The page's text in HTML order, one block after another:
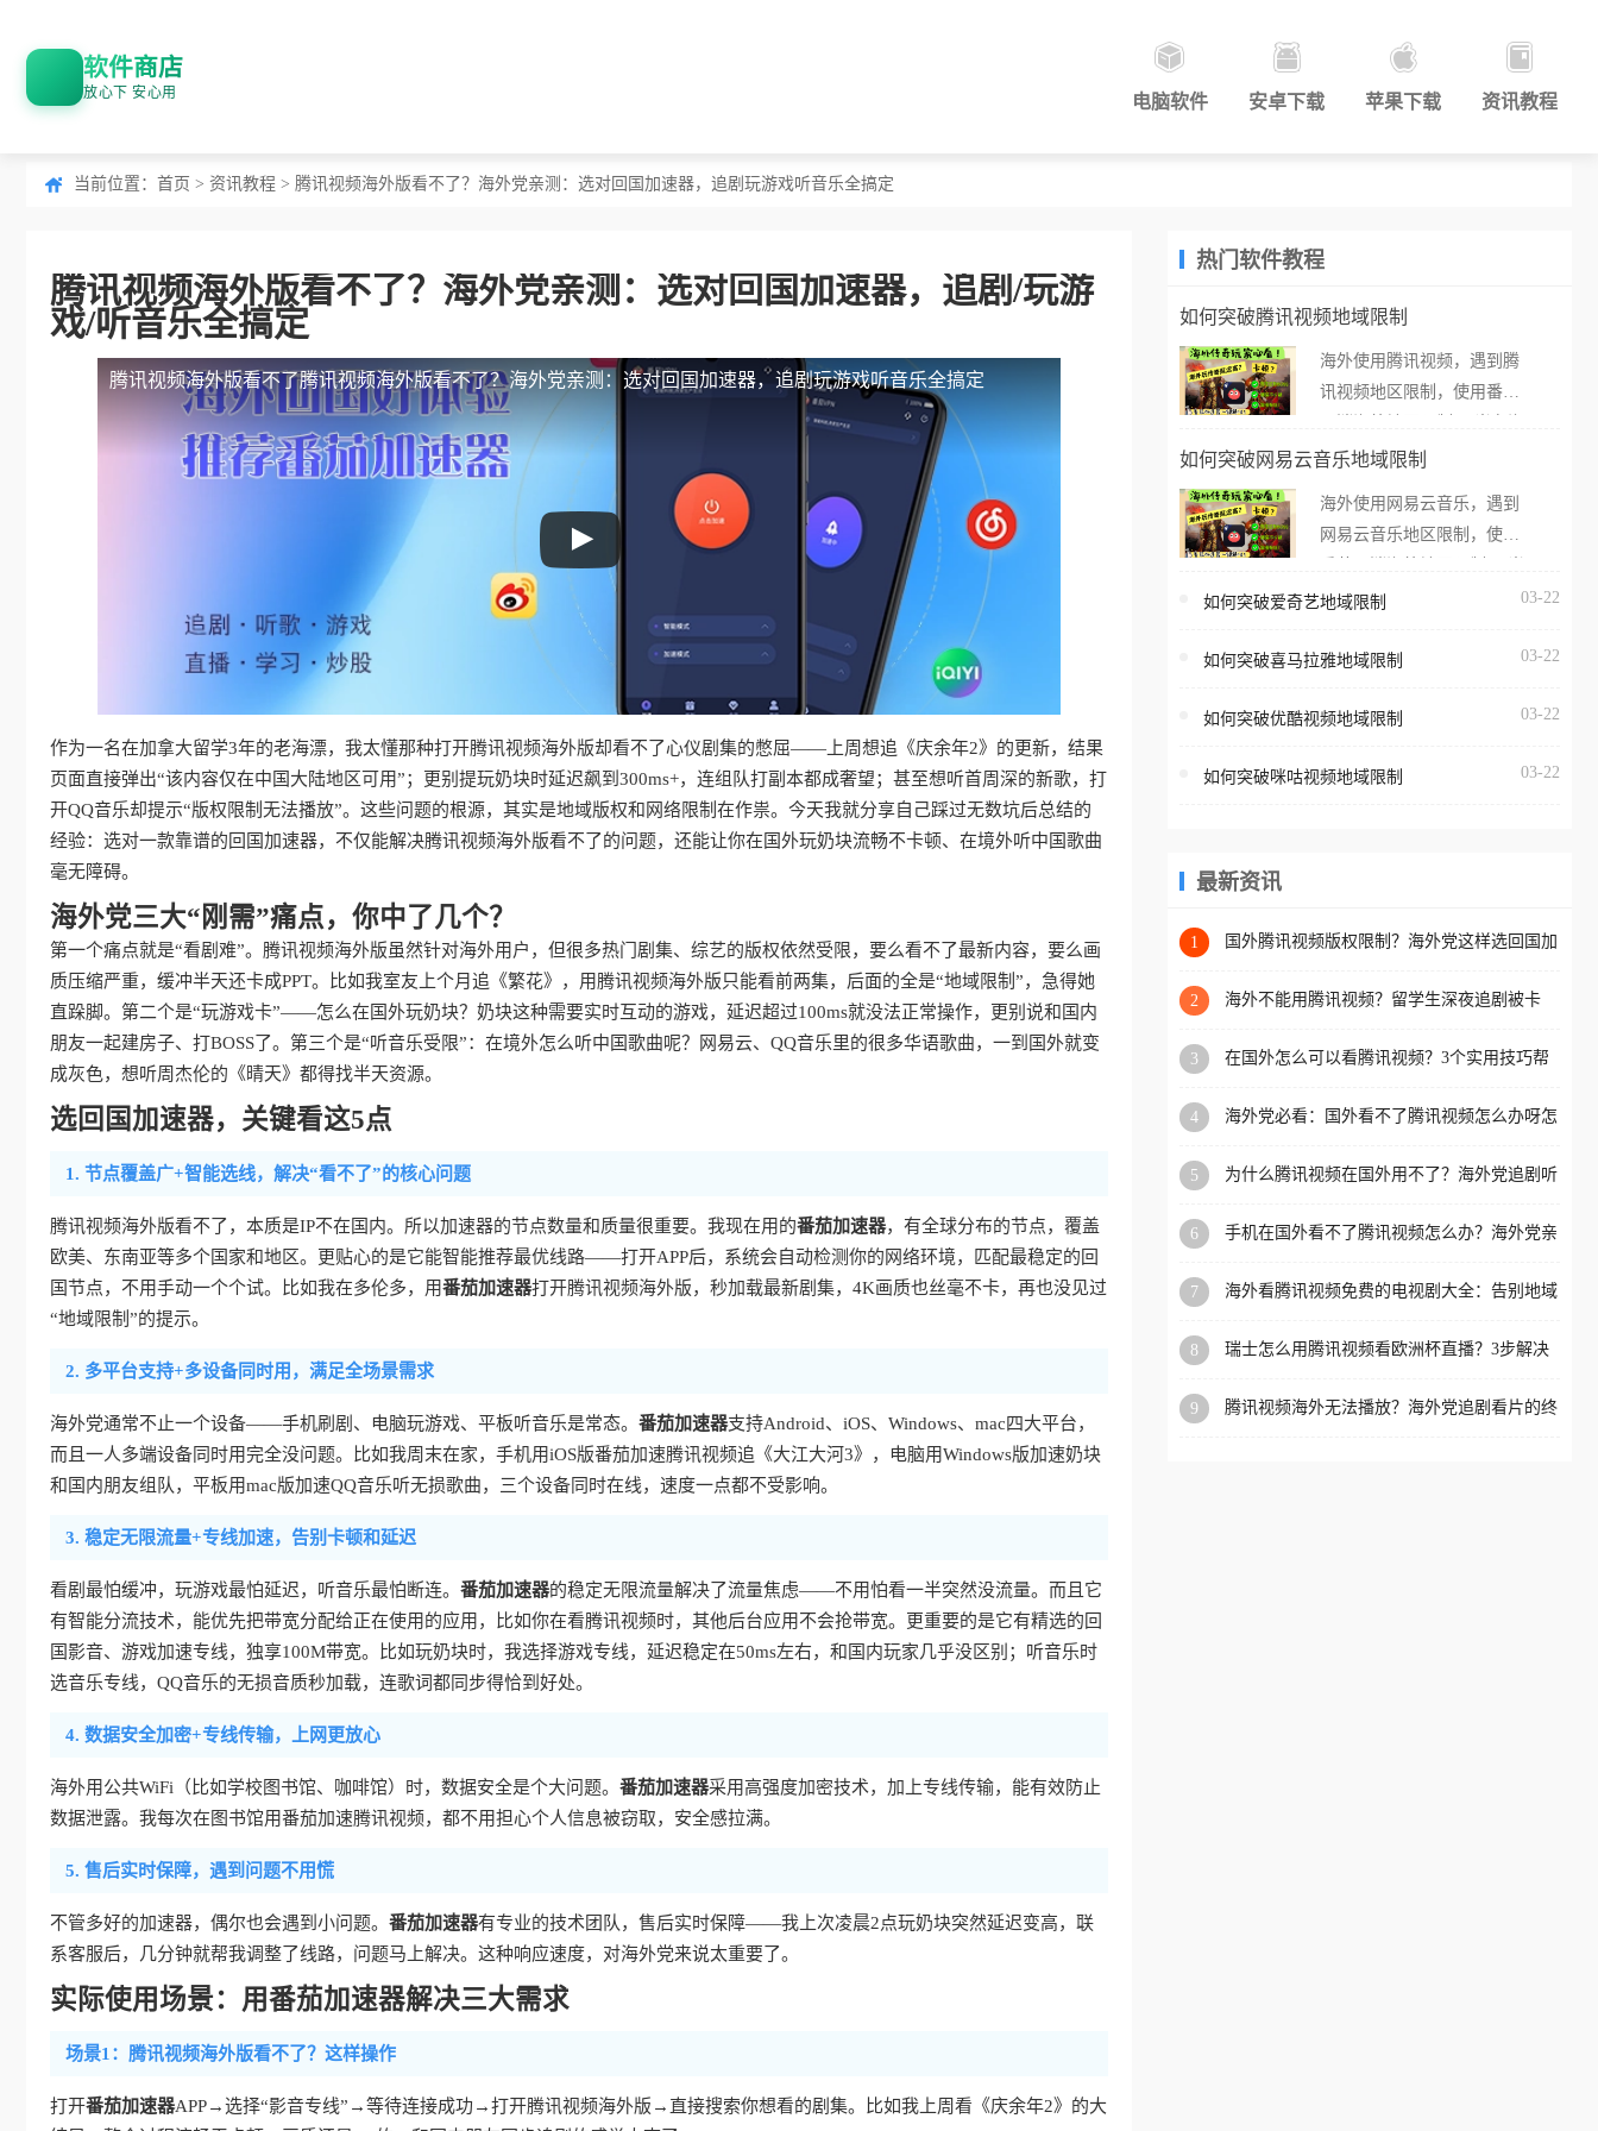
软件商店
放心下 安心用 电脑软件 安卓下载 苹果下载 资讯教程
当前位置： 首页 > 资讯教程 > 腾讯视频海外版看不了？海外党亲测：选对回国加速器，追剧玩游戏听音乐全搞定
腾讯视频海外版看不了？海外党亲测：选对回国加速器，追剧/玩游
戏/听音乐全搞定
腾讯视频海外版看不了腾讯视频海外版看不了？海外党亲测：选对回国加速器，追剧玩游戏听音乐全搞定
作为一名在加拿大留学3年的老海漂，我太懂那种打开腾讯视频海外版却看不了心仪剧集的憋屈——上周想追《庆余年2》的更新，结果
页面直接弹出“该内容仅在中国大陆地区可用”；更别提玩奶块时延迟飙到300ms+，连组队打副本都成奢望；甚至想听首周深的新歌，打
开QQ音乐却提示“版权限制无法播放”。这些问题的根源，其实是地域版权和网络限制在作祟。今天我就分享自己踩过无数坑后总结的
经验：选对一款靠谱的回国加速器，不仅能解决腾讯视频海外版看不了的问题，还能让你在国外玩奶块流畅不卡顿、在境外听中国歌曲
毫无障碍。
海外党三大“刚需”痛点，你中了几个？
第一个痛点就是“看剧难”。腾讯视频海外版虽然针对海外用户，但很多热门剧集、综艺的版权依然受限，要么看不了最新内容，要么画
质压缩严重，缓冲半天还卡成PPT。比如我室友上个月追《繁花》，用腾讯视频海外版只能看前两集，后面的全是“地域限制”，急得她
直跺脚。第二个是“玩游戏卡”——怎么在国外玩奶块？奶块这种需要实时互动的游戏，延迟超过100ms就没法正常操作，更别说和国内
朋友一起建房子、打BOSS了。第三个是“听音乐受限”：在境外怎么听中国歌曲呢？网易云、QQ音乐里的很多华语歌曲，一到国外就变
成灰色，想听周杰伦的《晴天》都得找半天资源。
选回国加速器，关键看这5点
1. 节点覆盖广+智能选线，解决“看不了”的核心问题
腾讯视频海外版看不了，本质是IP不在国内。所以加速器的节点数量和质量很重要。我现在用的番茄加速器，有全球分布的节点，覆盖
欧美、东南亚等多个国家和地区。更贴心的是它能智能推荐最优线路——打开APP后，系统会自动检测你的网络环境，匹配最稳定的回
国节点，不用手动一个个试。比如我在多伦多，用番茄加速器打开腾讯视频海外版，秒加载最新剧集，4K画质也丝毫不卡，再也没见过
“地域限制”的提示。
2. 多平台支持+多设备同时用，满足全场景需求
海外党通常不止一个设备——手机刷剧、电脑玩游戏、平板听音乐是常态。 番茄加速器支持Android、iOS、Windows、mac四大平台，
而且一人多端设备同时用完全没问题。比如我周末在家，手机用iOS版番茄加速腾讯视频追《大江大河3》，电脑用Windows版加速奶块
和国内朋友组队，平板用mac版加速QQ音乐听无损歌曲，三个设备同时在线，速度一点都不受影响。
3. 稳定无限流量+专线加速，告别卡顿和延迟
看剧最怕缓冲，玩游戏最怕延迟，听音乐最怕断连。 番茄加速器的稳定无限流量解决了流量焦虑——不用怕看一半突然没流量。而且它
有智能分流技术，能优先把带宽分配给正在使用的应用，比如你在看腾讯视频时，其他后台应用不会抢带宽。更重要的是它有精选的回
国影音、游戏加速专线，独享100M带宽。比如玩奶块时，我选择游戏专线，延迟稳定在50ms左右，和国内玩家几乎没区别；听音乐时
选音乐专线，QQ音乐的无损音质秒加载，连歌词都同步得恰到好处。
4. 数据安全加密+专线传输，上网更放心
海外用公共WiFi（比如学校图书馆、咖啡馆）时，数据安全是个大问题。 番茄加速器采用高强度加密技术，加上专线传输，能有效防止
数据泄露。我每次在图书馆用番茄加速腾讯视频，都不用担心个人信息被窃取，安全感拉满。
5. 售后实时保障，遇到问题不用慌
不管多好的加速器，偶尔也会遇到小问题。 番茄加速器有专业的技术团队，售后实时保障——我上次凌晨2点玩奶块突然延迟变高，联
系客服后，几分钟就帮我调整了线路，问题马上解决。这种响应速度，对海外党来说太重要了。
实际使用场景：用番茄加速器解决三大需求
场景1：腾讯视频海外版看不了？这样操作
打开番茄加速器APP→选择“影音专线”→等待连接成功→打开腾讯视频海外版→直接搜索你想看的剧集。比如我上周看《庆余年2》的大
热门软件教程
如何突破腾讯视频地域限制
海外使用腾讯视频，遇到腾
讯视频地区限制，使用番茄
外打开腾讯视频，却突然弹
地区无法播放”的提示语。
海外用户如香港、澳门、台
亚、欧洲等国家和地区时，
台一样，出现地区及版权限
地区播放。 遇到这个问题的
区工作、留学、定居等，都
权限制所困扰。
如何突破网易云音乐地域限制
海外使用网易云音乐，遇到
网易云音乐地区限制，使用
在海外打开网易云音乐，却
所在的地区无法播放”的提示
门、台湾、美国、加拿大、
区时，网易云音乐也会像其
回国加速器，即可解决「海
版权限制」的问题，无论人
国、加拿大、澳大利亚、欧
学、定居等，都可以使用，
扰。
如何突破爱奇艺地域限制 03-22
如何突破喜马拉雅地域限制 03-22
如何突破优酷视频地域限制 03-22
如何突破咪咕视频地域限制 03-22
最新资讯
1
国外腾讯视频版权限制？海外党这样选回国加
2
海外不能用腾讯视频？留学生深夜追剧被卡
3
在国外怎么可以看腾讯视频？3个实用技巧帮
4
海外党必看：国外看不了腾讯视频怎么办呀怎
5
为什么腾讯视频在国外用不了？海外党追剧听
6
手机在国外看不了腾讯视频怎么办？海外党亲
7
海外看腾讯视频免费的电视剧大全：告别地域
8
瑞士怎么用腾讯视频看欧洲杯直播？3步解决
9
腾讯视频海外无法播放？海外党追剧看片的终